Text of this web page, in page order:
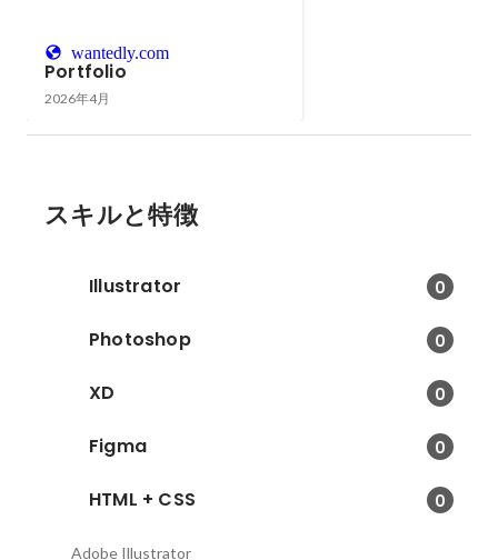
wantedly.com
Portfolio
2026年4月
スキルと特徴
Illustrator 0
Photoshop 0
XD 0
Figma 0
HTML + CSS 0
Adobe Illustrator